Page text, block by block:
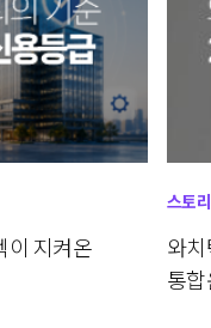
이 지켜온
스토
와
통